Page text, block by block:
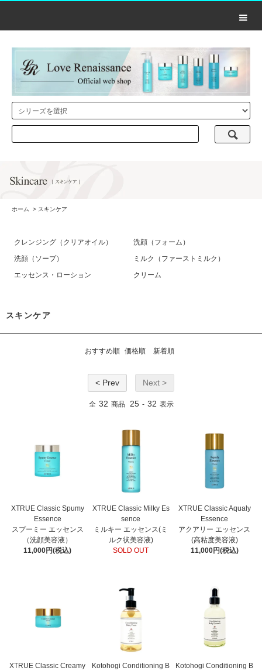
ホーム > スキンケア
クレンジング（クリアオイル）
洗顔（フォーム）
洗顔（ソープ）
ミルク（ファーストミルク）
エッセンス・ローション
クリーム
スキンケア
おすすめ順 価格順 新着順
< Prev Next >
全 32 商品 25 - 32 表示
XTRUE Classic Spumy
Essence
スプーミー エッセンス
（洗顔美容液）
11,000円(税込)
XTRUE Classic Milky Es
sence
ミルキー エッセンス(ミ
ルク状美容液)
SOLD OUT
XTRUE Classic Aqualy
Essence
アクアリー エッセンス
(高粘度美容液)
11,000円(税込)
XTRUE Classic Creamy
Kotohogi Conditioning B
Kotohogi Conditioning B